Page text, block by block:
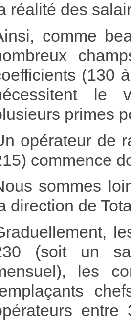
réalité des
comme
(130
le
primes
opérateur de
commence
sommes
direction de
(soit un
les